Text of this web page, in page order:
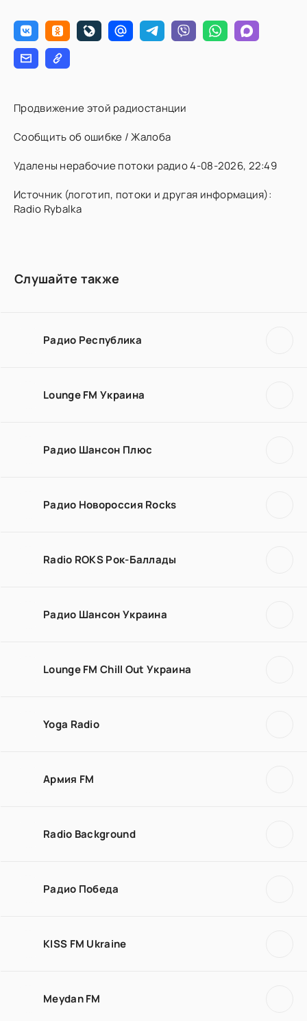
Продвижение этой радиостанции
Сообщить об ошибке / Жалоба
Удалены нерабочие потоки радио 4-08-2026, 22:49
Источник (логотип, потоки и другая информация):
Radio Rybalka
Слушайте также
Радио Республика
Lounge FM Украина
Радио Шансон Плюс
Радио Новороссия Rocks
Radio ROKS Рок-Баллады
Радио Шансон Украина
Lounge FM Chill Out Украина
Yoga Radio
Армия FM
Radio Background
Радио Победа
KISS FM Ukraine
Meydan FM